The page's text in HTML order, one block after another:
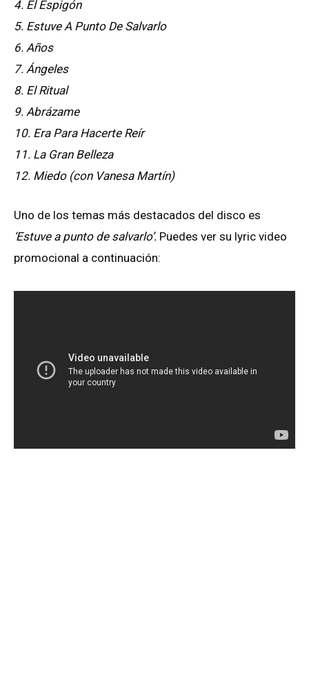
4. El Espigón
5. Estuve A Punto De Salvarlo
6. Años
7. Ángeles
8. El Ritual
9. Abrázame
10. Era Para Hacerte Reír
11. La Gran Belleza
12. Miedo (con Vanesa Martín)
Uno de los temas más destacados del disco es
‘Estuve a punto de salvarlo’. Puedes ver su lyric video
promocional a continuación: